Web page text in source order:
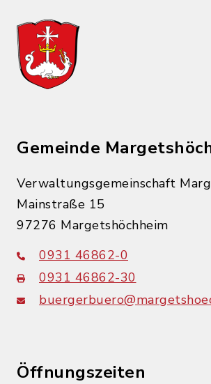
Gemeinde
Verwaltungsgemeinschaft
Mainstraße 15
97276 Margetshöchheim
0931 46862-0
0931 46862-30
Öffnungszeiten